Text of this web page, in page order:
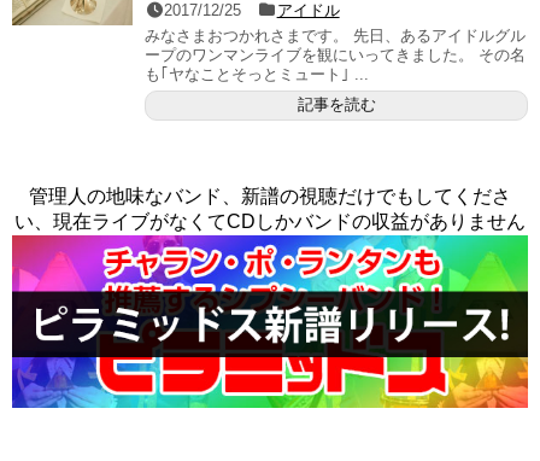
2017/12/25
アイドル
みなさまおつかれさまです。 先日、あるアイドルグル
ープのワンマンライブを観にいってきました。 その名
も｢ヤなことそっとミュート｣ ...
記事を読む
管理人の地味なバンド、新譜の視聴だけでもしてくださ
い、現在ライブがなくてCDしかバンドの収益がありません